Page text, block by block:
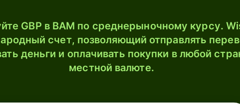
GBP в BAM по среднерыночному курсу.
счет, позволяющий отправлять
деньги и оплачивать покупки в любой
местной валюте.